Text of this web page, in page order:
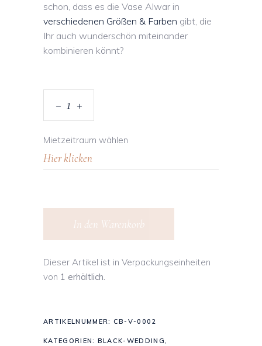
schon, dass es die Vase Alwar in
verschiedenen Größen & Farben gibt, die
Ihr auch wunderschön miteinander
kombinieren könnt?
Mietzeitraum wählen
In den Warenkorb
Dieser Artikel ist in Verpackungseinheiten
von 1 erhältlich.
ARTIKELNUMMER: CB-V-0002
KATEGORIEN: BLACK-WEDDING,